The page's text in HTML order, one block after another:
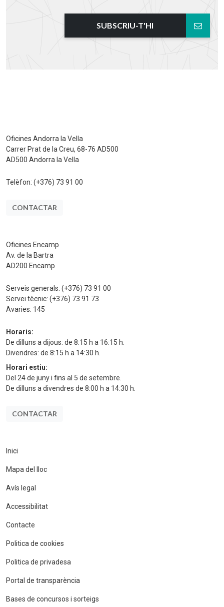
SUBSCRIU-T'HI
Oficines Andorra la Vella
Carrer Prat de la Creu, 68-76 AD500
AD500 Andorra la Vella
Telèfon: (+376) 73 91 00
CONTACTAR
Oficines Encamp
Av. de la Bartra
AD200 Encamp
Serveis generals: (+376) 73 91 00
Servei tècnic: (+376) 73 91 73
Avaries: 145
Horaris:
De dilluns a dijous: de 8:15 h a 16:15 h.
Divendres: de 8:15 h a 14:30 h.
Horari estiu:
Del 24 de juny i fins al 5 de setembre.
De dilluns a divendres de 8:00 h a 14:30 h.
CONTACTAR
Inici
Mapa del lloc
Avís legal
Accessibilitat
Contacte
Politica de cookies
Politica de privadesa
Portal de transparència
Bases de concursos i sorteigs